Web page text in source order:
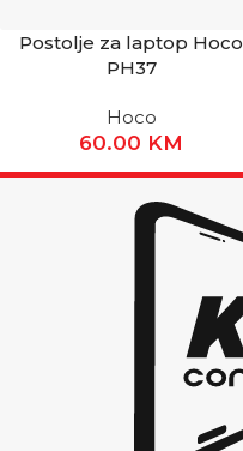
Postolje za laptop Hoco
PH37
Hoco
60.00 KM